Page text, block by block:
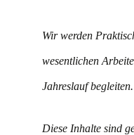
Wir werden
wesentlichen
Jahreslauf begleiten.
Diese Inhalte sind